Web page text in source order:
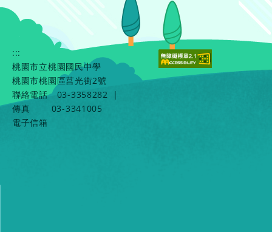
:::
桃園市立桃園國民中學
桃園市桃園區莒光街2號
聯絡電話
03-3358282
|
傳真
03-3341005
電子信箱